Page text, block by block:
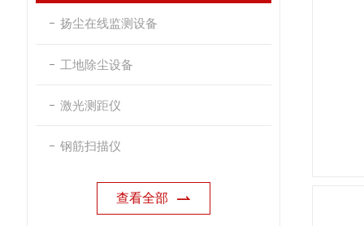
扬尘在线监测设备
工地除尘设备
激光测距仪
钢筋扫描仪
查看全部